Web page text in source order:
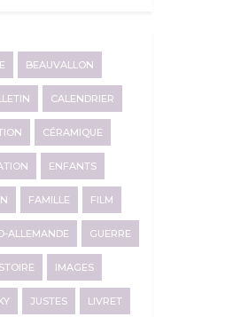
BEAUVALLON
CALENDRIER
CÉRAMIQUE
ENFANTS
FAMILLE FILM
ALLEMANDE GUERRE
IMAGES
JUSTES LIVRET